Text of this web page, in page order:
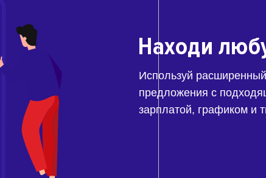
Находи
Используй
предложения с
зарплатой, графиком и